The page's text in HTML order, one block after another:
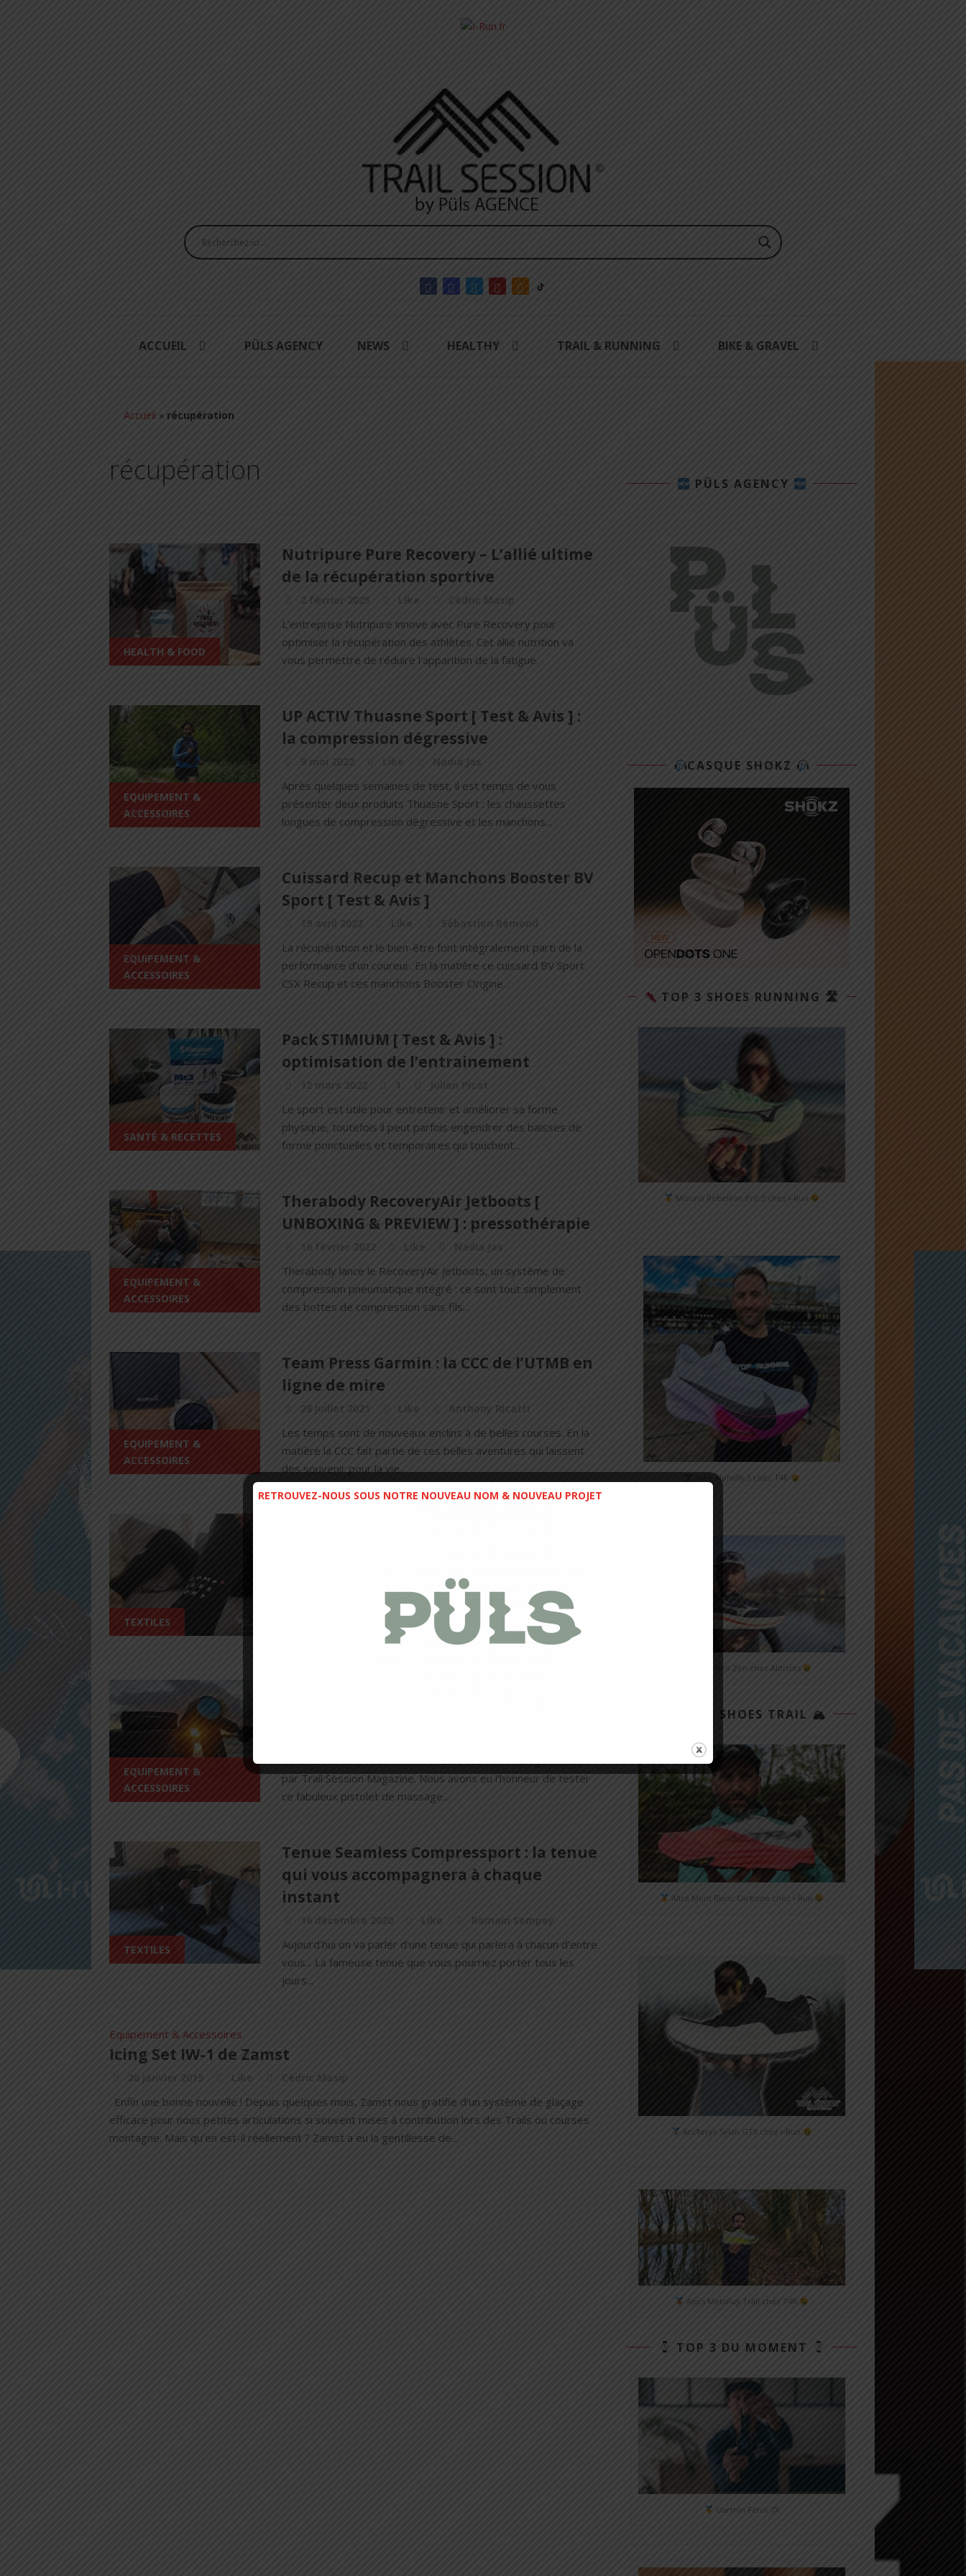
ACCUEIL PÜLS AGENCY NEWS HEALTHY TRAIL & RUNNING BIKE & GRAVEL
Accueil » récupération
récupération
HEALTH & FOOD
Nutripure Pure Recovery – L’allié ultime
de la récupération sportive
2 février 2025 Like Cédric Masip
L'entreprise Nutripure innove avec Pure Recovery pour
optimiser la récupération des athlètes. Cet allié nutrition va
vous permettre de réduire l'apparition de la fatigue.
EQUIPEMENT &
ACCESSOIRES
UP ACTIV Thuasne Sport [ Test & Avis ] :
la compression dégressive
9 mai 2022 Like Nadia Jas
Après quelques semaines de test, il est temps de vous
présenter deux produits Thuasne Sport : les chaussettes
longues de compression dégressive et les manchons...
EQUIPEMENT &
ACCESSOIRES
Cuissard Recup et Manchons Booster BV
Sport [ Test & Avis ]
19 avril 2022 Like Sébastien Rémond
La récupération et le bien-être font intégralement parti de la
performance d’un coureur. En la matière ce cuissard BV Sport
CSX Recup et ces manchons Booster Origine...
SANTÉ & RECETTES
Pack STIMIUM [ Test & Avis ] :
optimisation de l’entrainement
12 mars 2022 1 Julien Picot
Le sport est utile pour entretenir et améliorer sa forme
physique, toutefois il peut parfois engendrer des baisses de
forme ponctuelles et temporaires qui touchent...
EQUIPEMENT &
ACCESSOIRES
Therabody RecoveryAir Jetboots [
UNBOXING & PREVIEW ] : pressothérapie
16 février 2022 Like Nadia Jas
Therabody lance le RecoveryAir Jetboots, un système de
compression pneumatique intégré : ce sont tout simplement
des bottes de compression sans fils...
EQUIPEMENT &
ACCESSOIRES
Team Press Garmin : la CCC de l’UTMB en
ligne de mire
28 juillet 2021 Like Anthony Ricatti
Les temps sont de nouveaux enclins à de belles courses. En la
matière la CCC fait partie de ces belles aventures qui laissent
des souvenir pour la vie...
TEXTILES
Like Romain Sempey
Aujourd'hui la Rédaction se présente face à vous avec des
produits tout autres qui ont également...
EQUIPEMENT &
ACCESSOIRES
Dans cet article, vous retrouverez le test du Theragun PRO,
par Trail Session Magazine. Nous avons eu l'honneur de tester
ce fabuleux pistolet de massage...
TEXTILES
Tenue Seamless Compressport : la tenue
qui vous accompagnera à chaque
instant
16 décembre 2020 Like Romain Sempey
Aujourd'hui on va parler d'une tenue qui parlera à chacun d'entre
vous... La fameuse tenue que vous pourriez porter tous les
jours...
Equipement & Accessoires
Icing Set IW-1 de Zamst
26 janvier 2013 Like Cédric Masip
. Enfin une bonne nouvelle ! ​Depuis quelques mois, Zamst nous gratifie d’un système de glaçage
efficace pour nous petites articulations si souvent mises à contribution lors des Trails ou courses
montagne. Mais qu’en est-il réellement ? Zamst a eu la gentillesse de…
PÜLS AGENCY
CASQUE SHOKZ
TOP 3 SHOES RUNNING 🛣
Mizuno Rebellion Pro 3 chez i-Run
Nike Alphafly 3 chez T4R
Mizuno Neo Zen chez Alltricks
TOP 3 SHOES TRAIL 🏔
Altra Mont Blanc Carbone chez i-Run
Arc'teryx Sylan GTX chez i-Run
Asics MetaFuji Trail chez T4R
TOP 3 DU MOMENT
Garmin Fénix 7X
RETROUVEZ-NOUS SOUS NOTRE NOUVEAU NOM & NOUVEAU PROJET